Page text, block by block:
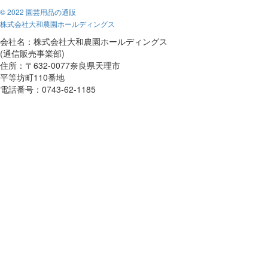
© 2022 園芸用品の通販
株式会社大和農園ホールディングス
会社名：株式会社大和農園ホールディングス
(通信販売事業部)
住所：〒632-0077奈良県天理市
平等坊町110番地
電話番号：0743-62-1185